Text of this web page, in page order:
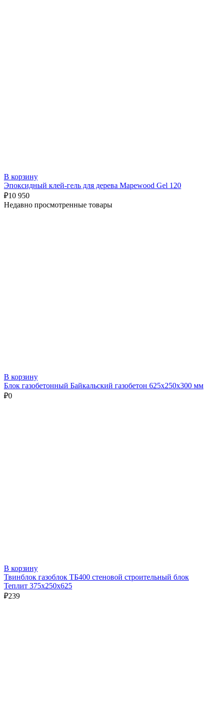
В корзину
Эпоксидный клей-гель для дерева Mapewood Gel 120
₽10 950
Недавно просмотренные товары
В корзину
Блок газобетонный Байкальский газобетон 625х250х300 мм
₽0
В корзину
Твинблок газоблок ТБ400 стеновой строительный блок
Теплит 375х250х625
₽239